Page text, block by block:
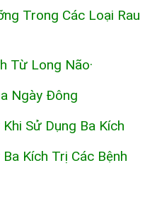
Trong Các Loại Rau
Từ Long Não·
Ngày Đông
Sử Dụng Ba Kích
Kích Trị Các Bệnh